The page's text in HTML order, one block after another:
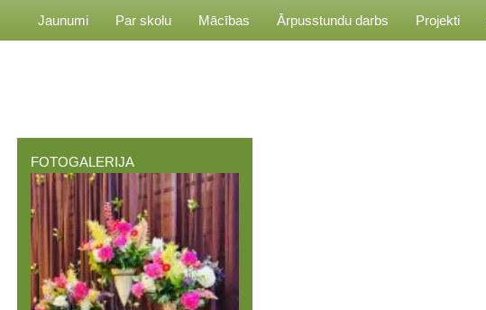
Jaunumi Par skolu Mācības Ārpusstundu darbs Projekti
FOTOGALERIJA